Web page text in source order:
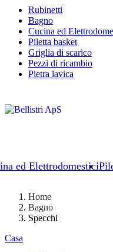
ed Elettrodomestici
Rubinetti
Bagno
Cucina ed
Piletta basket
Griglia di scarico
Pezzi di ricambio
Pietra lavica
Home
Bagno
Specchi
Casa